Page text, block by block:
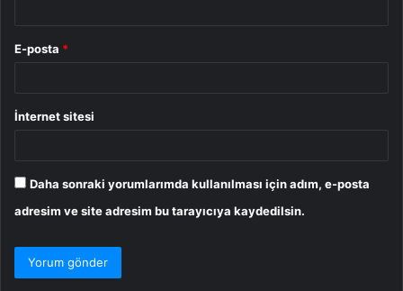
E-posta *
İnternet sitesi
Daha sonraki yorumlarımda kullanılması için adım, e-posta
adresim ve site adresim bu tarayıcıya kaydedilsin.